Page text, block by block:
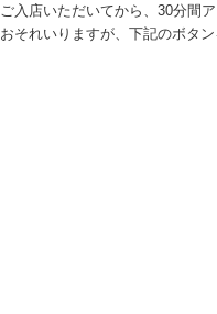
ご入店いただいてから、30分間
おそれいりますが、下記のボタ